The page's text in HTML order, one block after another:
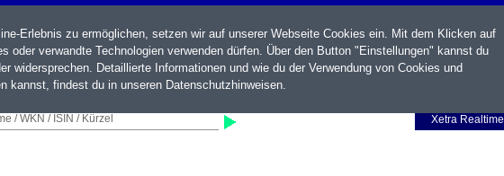
/ WKN / ISIN / Kürzel
Xetra Realtime
Erlebnis zu ermöglichen, setzen wir auf unserer Webseite Cookies ein. Mit dem Klicken auf
verwandte Technologien verwenden dürfen. Über den Button "Einstellungen" kannst du
widersprechen. Detaillierte Informationen und wie du der Verwendung von Cookies und
kannst, findest du in unseren Datenschutzhinweisen.